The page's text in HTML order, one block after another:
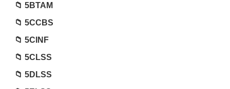
5BTAM
5CCBS
5CINF
5CLSS
5DLSS